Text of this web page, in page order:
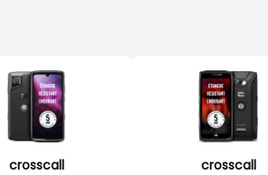
crosscall
crosscall